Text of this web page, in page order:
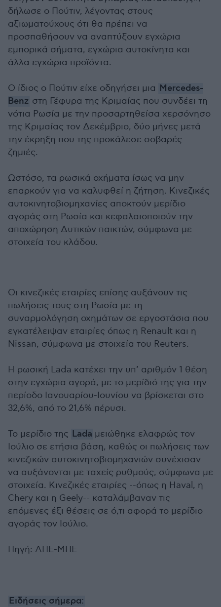
δήλωσε ο Πούτιν, λέγοντας στους
αξιωματούχους ότι θα πρέπει να
προσπαθήσουν να αναπτύξουν εγχώρια
εμπορικά σήματα, εγχώρια αυτοκίνητα και
άλλα εγχώρια προϊόντα.
Ο ίδιος ο Πούτιν είχε οδηγήσει μια Mercedes-
Benz στη Γέφυρα της Κριμαίας που συνδέει τη
νότια Ρωσία με την προσαρτηθείσα χερσόνησο
της Κριμαίας τον Δεκέμβριο, δύο μήνες μετά
την έκρηξη που της προκάλεσε σοβαρές
ζημιές.
Ωστόσο, τα ρωσικά οχήματα ίσως να μην
επαρκούν για να καλυφθεί η ζήτηση. Κινεζικές
αυτοκινητοβιομηχανίες αποκτούν μερίδιο
αγοράς στη Ρωσία και κεφαλαιοποιούν την
αποχώρηση Δυτικών παικτών, σύμφωνα με
στοιχεία του κλάδου.
Οι κινεζικές εταιρίες επίσης αυξάνουν τις
πωλήσεις τους στη Ρωσία με τη
συναρμολόγηση οχημάτων σε εργοστάσια που
εγκατέλειψαν εταιρίες όπως η Renault και η
Nissan, σύμφωνα με στοιχεία του Reuters.
Η ρωσική Lada κατέχει την υπ’ αριθμόν 1 θέση
στην εγχώρια αγορά, με το μερίδιό της για την
περίοδο Ιανουαρίου-Ιουνίου να βρίσκεται στο
32,6%, από το 21,6% πέρυσι.
Το μερίδιο της Lada μειώθηκε ελαφρώς τον
Ιούλιο σε ετήσια βάση, καθώς οι πωλήσεις των
κινεζικών αυτοκινητοβιομηχανιών συνέχισαν
να αυξάνονται με ταχείς ρυθμούς, σύμφωνα με
στοιχεία. Κινεζικές εταιρίες --όπως η Haval, η
Chery και η Geely-- καταλάμβαναν τις
επόμενες έξι θέσεις σε ό,τι αφορά το μερίδιο
αγοράς τον Ιούλιο.
Πηγή: ΑΠΕ-ΜΠΕ
Ειδήσεις σήμερα: